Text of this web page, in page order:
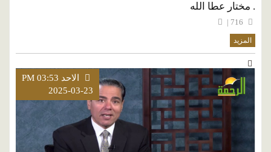
. مختار عطا الله
المزيد
الاحد PM 03:53
2025-03-23